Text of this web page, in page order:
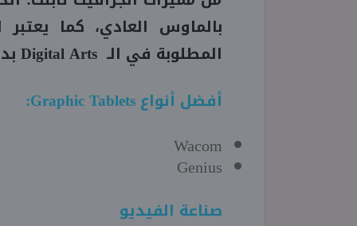
بالماوس العادي، كما
المطلوبة في الـ Digital Arts بدون استخدام الجرافيك تابلت.
أفضل أنواعGraphic Tablets
:
Wacom
Genius
صناعة الفيديو